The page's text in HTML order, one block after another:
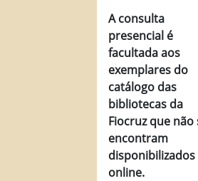
A consulta
presencial é
facultada aos
exemplares do
catálogo das
bibliotecas da
Fiocruz que não
encontram
disponibilizados
online.